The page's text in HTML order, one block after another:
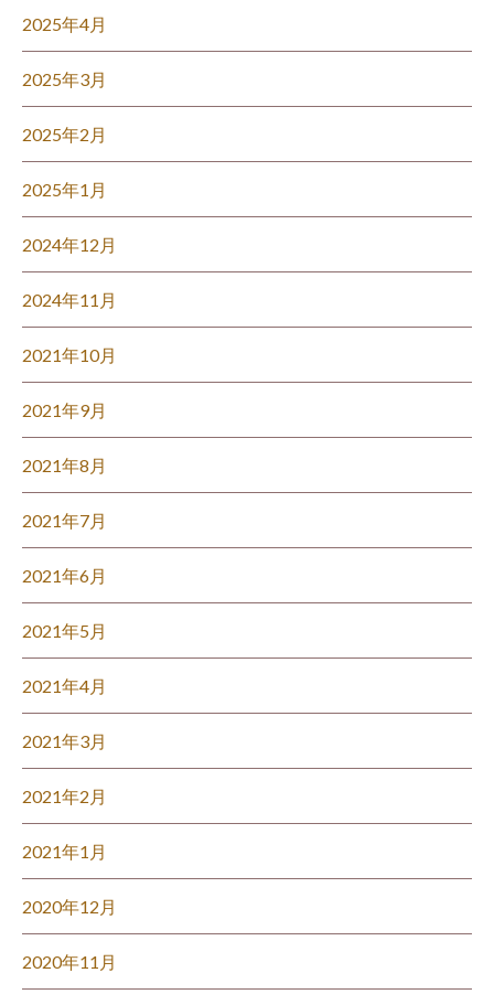
2025年4月
2025年3月
2025年2月
2025年1月
2024年12月
2024年11月
2021年10月
2021年9月
2021年8月
2021年7月
2021年6月
2021年5月
2021年4月
2021年3月
2021年2月
2021年1月
2020年12月
2020年11月